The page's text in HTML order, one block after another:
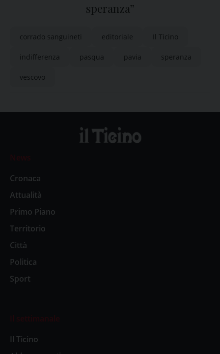
speranza”
corrado sanguineti editoriale Il Ticino
indifferenza pasqua pavia speranza
vescovo
News
Cronaca
Attualità
Primo Piano
Territorio
Città
Politica
Sport
Il settimanale
Il Ticino